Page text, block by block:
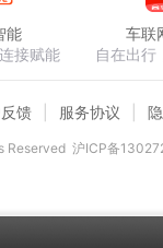
能
接赋能
车联
自在出行
馈 服务协议
Reserved 沪ICP备